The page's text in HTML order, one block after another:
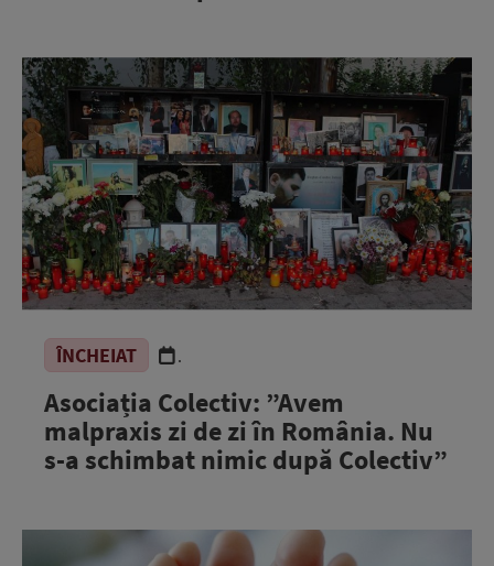
ÎNCHEIAT .
Asociația Colectiv: ”Avem
malpraxis zi de zi în România. Nu
s-a schimbat nimic după Colectiv”